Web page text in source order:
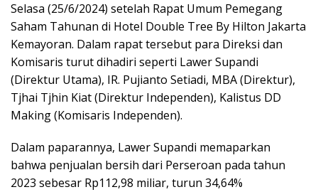
Selasa (25/6/2024) setelah Rapat Umum Pemegang
Saham Tahunan di Hotel Double Tree By Hilton Jakarta
Kemayoran. Dalam rapat tersebut para Direksi dan
Komisaris turut dihadiri seperti Lawer Supandi
(Direktur Utama), IR. Pujianto Setiadi, MBA (Direktur),
Tjhai Tjhin Kiat (Direktur Independen), Kalistus DD
Making (Komisaris Independen).
Dalam paparannya, Lawer Supandi memaparkan
bahwa penjualan bersih dari Perseroan pada tahun
2023 sebesar Rp112,98 miliar, turun 34,64%